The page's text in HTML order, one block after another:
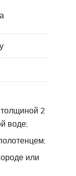
2
воде;
или